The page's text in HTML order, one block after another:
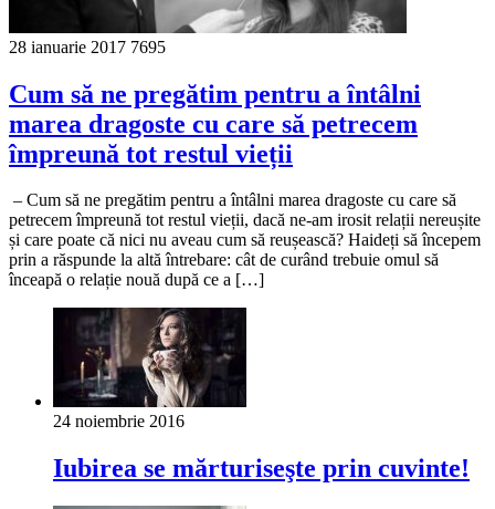
28 ianuarie 2017 7695
Cum să ne pregătim pentru a întâlni
marea dragoste cu care să petrecem
împreună tot restul vieții
– Cum să ne pregătim pentru a întâlni marea dragoste cu care să
petrecem împreună tot restul vieții, dacă ne-am irosit relații nereușite
și care poate că nici nu aveau cum să reușească? Haideți să începem
prin a răspunde la altă întrebare: cât de curând trebuie omul să
înceapă o relație nouă după ce a […]
24 noiembrie 2016
Iubirea se mărturiseşte prin cuvinte!